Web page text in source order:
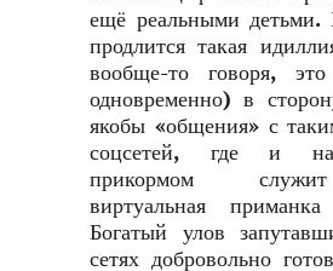
ещё реальными детьми.
продлится такая
вообще-то говоря, это
одновременно) в
якобы «общения» с
соцсетей, где и
прикормом
виртуальная
Богатый улов
сетях добровольно